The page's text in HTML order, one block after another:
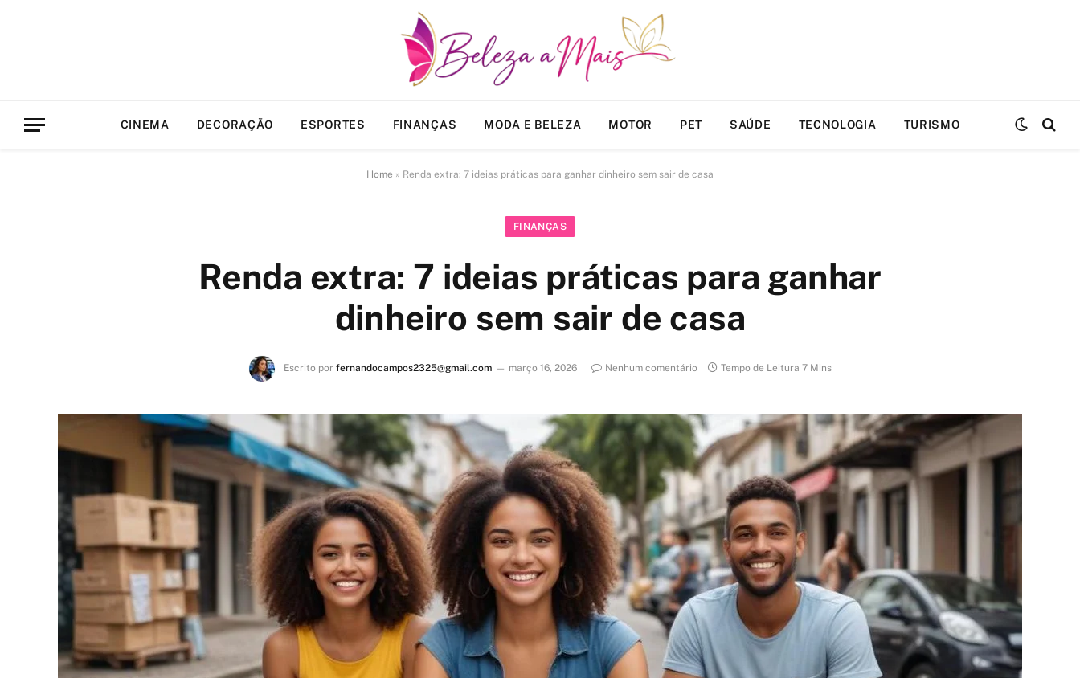
CINEMA DECORAÇÃO ESPORTES FINANÇAS MODA E BELEZA MOTOR PET SAÚDE TECNOLOGIA TURISMO
Home » Renda extra: 7 ideias práticas para ganhar dinheiro sem sair de casa
FINANÇAS
Renda extra: 7 ideias práticas para ganhar
dinheiro sem sair de casa
Escrito por fernandocampos2325@gmail.com março 16, 2026 Nenhum comentário Tempo de Leitura 7 Mins